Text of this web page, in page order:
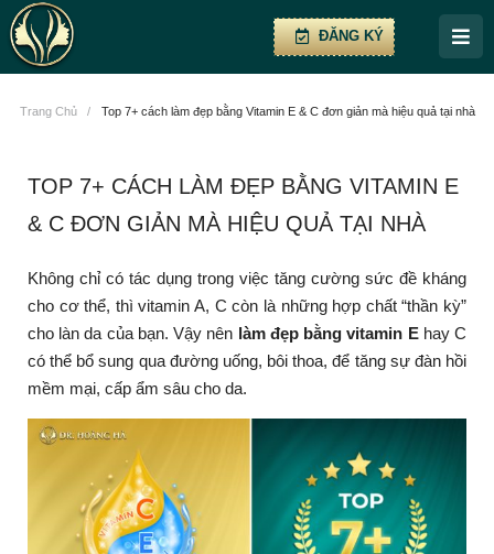
ĐĂNG KÝ
Trang Chủ / Top 7+ cách làm đẹp bằng Vitamin E & C đơn giản mà hiệu quả tại nhà
TOP 7+ CÁCH LÀM ĐẸP BẰNG VITAMIN E
& C ĐƠN GIẢN MÀ HIỆU QUẢ TẠI NHÀ
Không chỉ có tác dụng trong việc tăng cường sức đề kháng
cho cơ thể, thì vitamin A, C còn là những hợp chất “thần kỳ”
cho làn da của bạn. Vậy nên làm đẹp bằng vitamin Ehay C
có thể bổ sung qua đường uống, bôi thoa, để tăng sự đàn hồi
mềm mại, cấp ẩm sâu cho da.